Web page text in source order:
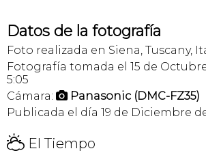
Datos de la fotografía
Foto realizada en Siena, Tuscany,
Fotografía tomada el 15 de
5:05
Cámara:  Panasonic (DMC-FZ35)
Publicada el día 19 de Diciembre
H El Tiempo